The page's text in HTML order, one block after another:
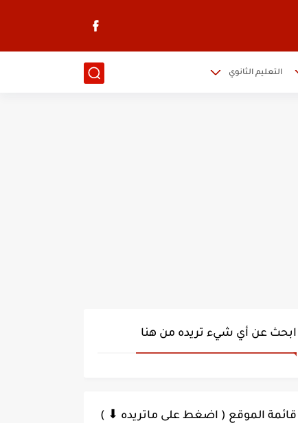
التعليم الثانوي
ابحث عن أي شيء تريده من هنا
قائمة الموقع ( اضغط على ماتريده ⬇ )